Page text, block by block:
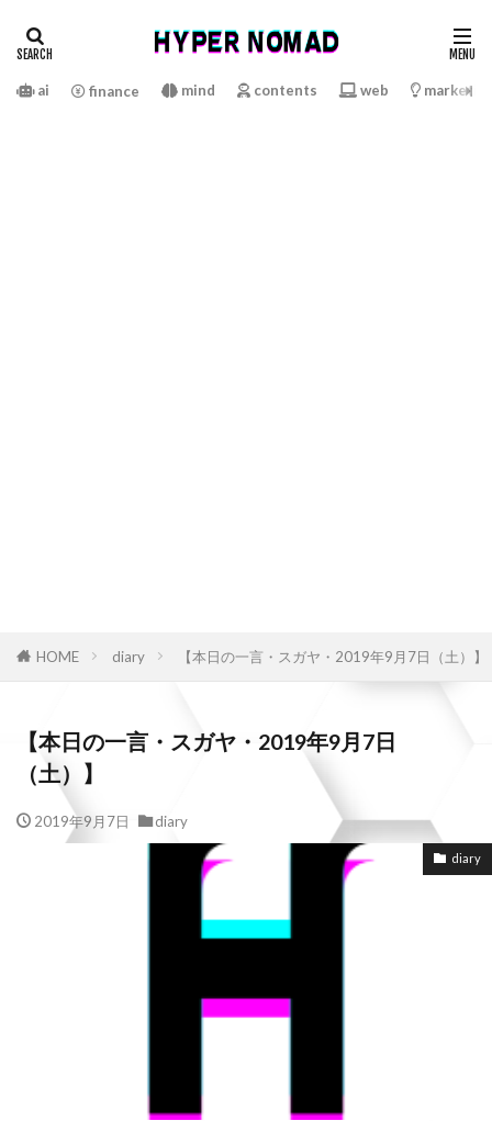
ai finance mind contents web
HOME diary 【本日の一言・スガヤ・2019年9月7日（土）】
【本日の一言・スガヤ・2019年9月7日
（土）】
2019年9月7日 diary
diary